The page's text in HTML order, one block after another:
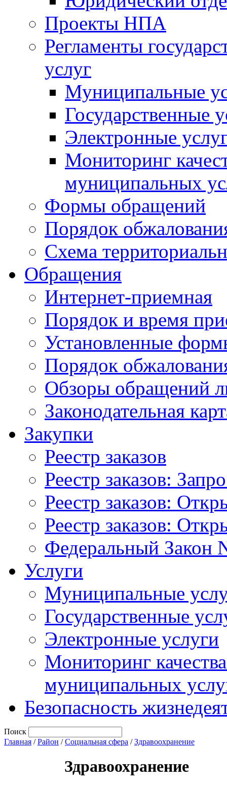
Проекты НПА
Регламенты
услуг
Муниципальные
Государственные
Электронные
Мониторинг
муниципальных
Формы обращений
Порядок
Схема
Обращения
Интернет-приемная
Порядок и время
Установленные
Порядок
Обзоры обращений
Законодательная
Закупки
Реестр заказов
Реестр заказов:
Реестр заказов:
Реестр заказов:
Федеральный Закон
Услуги
Муниципальные
Государственные
Электронные услуги
Мониторинг
муниципальных
Безопасность
Поиск
Главная /Район /Социальная сфера /Здравоохранение
Здравоохранение